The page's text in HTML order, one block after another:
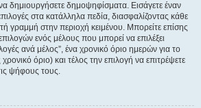
δημιουργήσετε δημοψηφίσματα. Εισάγετε έναν
στα κατάλληλα πεδία, διασφαλίζοντας κάθε
γραμμή στην περιοχή κειμένου. Μπορείτε επίσης
ενός μέλους που μπορεί να επιλέξει
ανά μέλος”, ένα χρονικό όριο ημερών για το
όριο) και τέλος την επιλογή να επιτρέψετε
ψήφους τους.